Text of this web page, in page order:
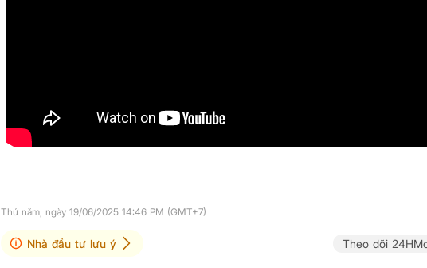
Thứ năm, ngày 19/06/2025 14:46 PM (GMT+7)
Nhà đầu tư lưu ý Theo dõi